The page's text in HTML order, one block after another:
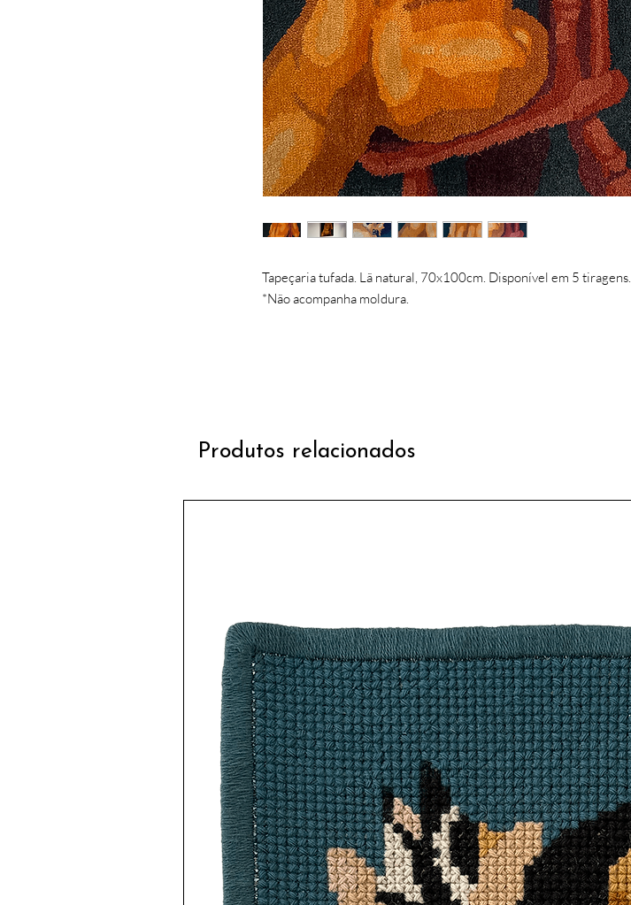
Tapeçaria tufada. Lã natural, 70x100cm. Disponível em 5 tiragens.
*Não acompanha moldura.
Produtos relacionados